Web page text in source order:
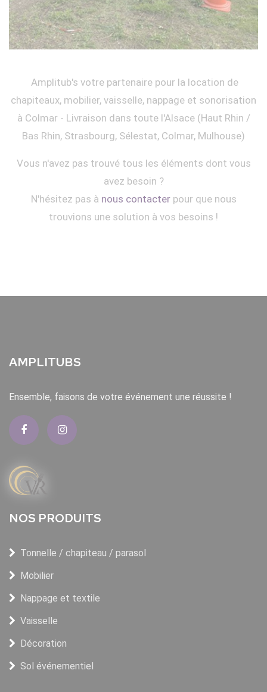
Amplitub's votre partenaire pour la location de
chapiteaux, mobilier, vaisselle, nappage et sonorisation
à Colmar - Livraison dans toute l'Alsace (Haut Rhin /
Bas Rhin, Strasbourg, Sélestat, Colmar, Mulhouse)
Vous n'avez pas trouvé tous les éléments dont vous
avez besoin ?
N'hésitez pas à nous contacterpour que nous
trouvions une solution à vos besoins !
AMPLITUBS
Ensemble, faisons de votre événement une réussite !
NOS PRODUITS
Tonnelle / chapiteau / parasol
Mobilier
Nappage et textile
Vaisselle
Décoration
Sol événementiel